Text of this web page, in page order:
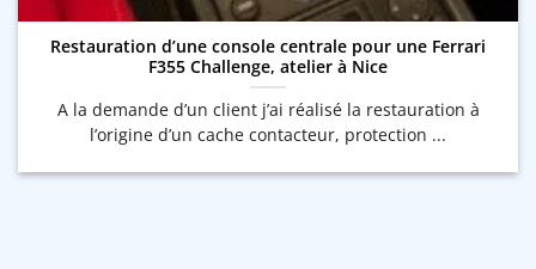
Restauration d’une console centrale pour une Ferrari
F355 Challenge, atelier à Nice
A la demande d’un client j’ai réalisé la restauration à
l’origine d’un cache contacteur, protection ...